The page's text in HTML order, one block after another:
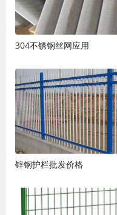
304不锈钢丝网应用
锌钢护栏批发价格